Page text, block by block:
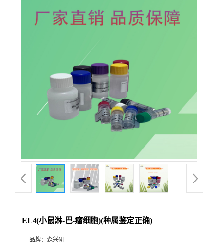
EL4(小鼠淋-巴-瘤细胞)(种属鉴定正确)
品牌： 森兴研